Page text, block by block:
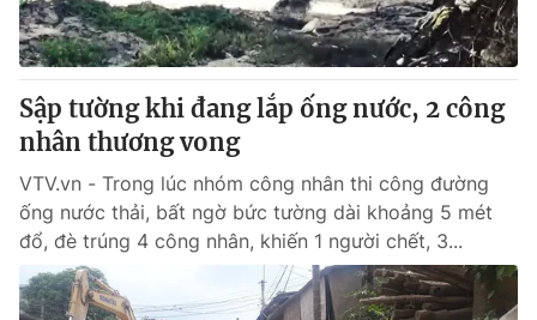
Giấy phép hoạt động báo in và báo điện tử số 483/GP-BTTTT
cấp ngày 29/12/2023
Tổng Biên tập:Vũ Thanh Thủy
Phó Tổng Biên tập:Nguyễn Thị Mỹ Hạnh, Phạm Quốc Thắng,
Nguyễn Trọng Ninh
024.38 355 931 - 024.38 355 932
Ðiện thoại Thời báo VTV:024.66 897 897
Email:toasoan@vtv.vn
Liên hệ quảng cáo:
024-7300.7108
Sập tường khi đang lắp ống nước, 2 công
nhân thương vong
VTV.vn - Trong lúc nhóm công nhân thi công đường
ống nước thải, bất ngờ bức tường dài khoảng 5 mét
đổ, đè trúng 4 công nhân, khiến 1 người chết, 3...